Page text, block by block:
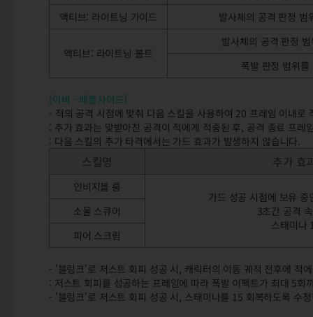
액티브: 라이트닝 가이드
발사체의 공격 판정
액티브: 라이트닝 볼트
발사체의 공격 판정
폭발 판정 범위
[이비 - 배틀사이드]
- 적의 공격 시점에 맞춰 다음 스킬을 사용하여 20 프레임 이내
: 추가 효과는 맞받아친 공격이 적에게 적중된 후, 공격 종료 프레
: 다음 스킬의 추가 타격에서는 가드 효과가 발생하지 않습니다.
스킬명 추가 효
인비지블 룸
가드 성공 시점에 보유
3초간 공격
스태미나
소울 스큐어
피어 스크림
- '블링크'로 저스트 회피 성공 시, 캐릭터의 이동 궤적 전후에 적
: 저스트 회피를 성공하는 프레임에 따라 폭발 이펙트가 최대 5
- '블링크'로 저스트 회피 성공 시, 스태미나를 15 회복하도록 수